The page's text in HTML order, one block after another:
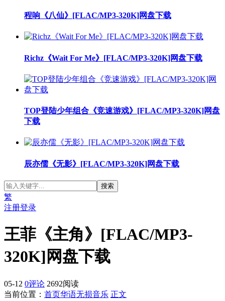
程响《八仙》[FLAC/MP3-320K]网盘下载
Richz《Wait For Me》[FLAC/MP3-320K]网盘下载
TOP登陆少年组合《竞速游戏》[FLAC/MP3-320K]网盘
下载
辰亦儒《无影》[FLAC/MP3-320K]网盘下载
繁
注册登录
王菲《主角》[FLAC/MP3-
320K]网盘下载
05-12 0评论 2692阅读
当前位置： 首页华语无损音乐 正文